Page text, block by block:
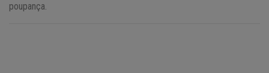
poupança.